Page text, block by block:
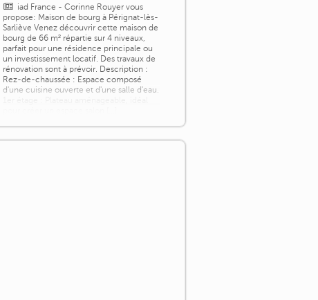
iad France - Corinne Rouyer vous
propose: Maison de bourg à Pérignat-lès-
Sarliève Venez découvrir cette maison de
bourg de 66 m² répartie sur 4 niveaux,
parfait pour une résidence principale ou
un investissement locatif. Des travaux de
rénovation sont à prévoir. Description :
Rez-de-chaussée : Espace composé
d'une cuisine ouverte et d'une salle d'eau.